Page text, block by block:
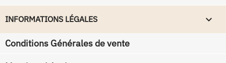
INFORMATIONS LÉGALES keyboard_arrow_down
Conditions Générales de vente